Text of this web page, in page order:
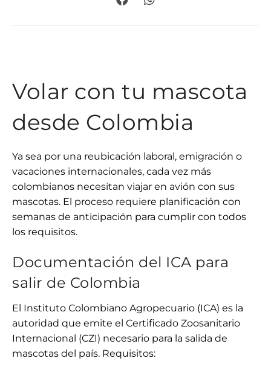
Volar con tu mascota
desde Colombia
Ya sea por una reubicación laboral, emigración o
vacaciones internacionales, cada vez más
colombianos necesitan viajar en avión con sus
mascotas. El proceso requiere planificación con
semanas de anticipación para cumplir con todos
los requisitos.
Documentación del ICA para
salir de Colombia
El Instituto Colombiano Agropecuario (ICA) es la
autoridad que emite el Certificado Zoosanitario
Internacional (CZI) necesario para la salida de
mascotas del país. Requisitos: